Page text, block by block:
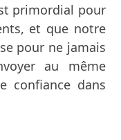
primordial pour
et que notre
pour ne jamais
au même
confiance dans